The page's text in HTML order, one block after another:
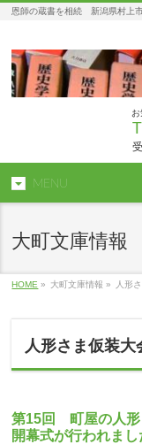
恩師の蔵書を相続 新潟県村上
MENU
大町文庫情報
HOME » 大町文庫情報 » 人形
人形さま仮装大
第15回 町屋の人
開幕式が行われまし